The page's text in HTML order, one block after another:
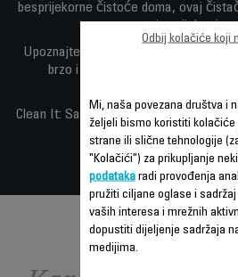
besprijekorne čistoće doma, ovaj
je uvijek pri
Upoznajte se s prenosivim čistačem
brzo i učinkovito čišćenje, s
Clean It: Savršeno svakodnevno
jednostavan
Mi, naša povezana društva i
željeli bismo koristiti kolačiće
strane ili slične tehnologije
"Kolačići") za prikupljanje
podatakaradi provođenja
pružiti ciljane oglase i sadržaj
vaših interesa i mrežnih
dopustiti dijeljenje sadržaja
medijima.
Odbij kolačiće koji